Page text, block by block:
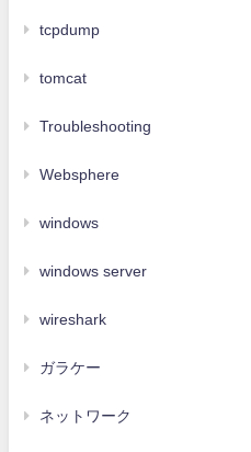
tcpdump
tomcat
Troubleshooting
Websphere
windows
windows server
wireshark
ガラケー
ネットワーク